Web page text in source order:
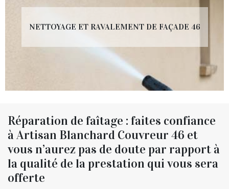
NETTOYAGE ET RAVALEMENT DE FAÇADE 46
Réparation de faîtage : faites confiance
à Artisan Blanchard Couvreur 46 et
vous n’aurez pas de doute par rapport à
la qualité de la prestation qui vous sera
offerte